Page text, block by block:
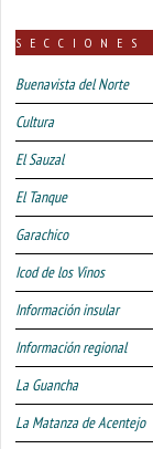
SECCIONES
Buenavista del Norte
Cultura
El Sauzal
El Tanque
Garachico
Icod de los Vinos
Información insular
Información regional
La Guancha
La Matanza de Acentejo